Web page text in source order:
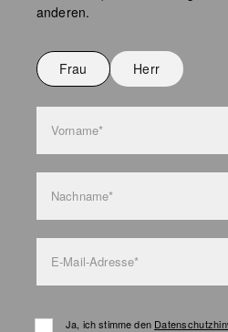
Nicht waschen
anderen.
Frau Herr
Vorname*
Nachname*
E-Mail-Adresse*
Ja, ich stimme den